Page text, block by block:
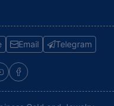
Email Telegram